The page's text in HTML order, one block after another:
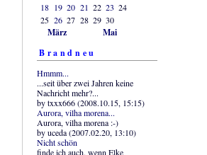
18 19 20 21 22 23 24
25 26 27 28 29 30
März
Mai
Brandneu
Hmmm...
...seit über zwei Jahren keine
Nachricht mehr?...
by txxx666 (2008.10.15, 15:15)
Aurora, vilha morena...
Aurora, vilha morena :-)
by uceda (2007.02.20, 13:10)
Nicht schön
finde ich auch, wenn Elke